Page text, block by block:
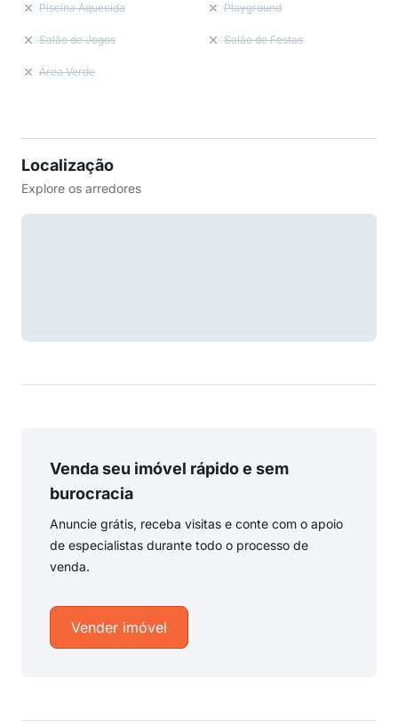
Piscina Aquecida Playground
Salão de Jogos Salão de Festas
Área Verde
Localização
Explore os arredores
Venda seu imóvel rápido e sem
burocracia
Anuncie grátis, receba visitas e conte com o apoio
de especialistas durante todo o processo de
venda.
Vender imóvel